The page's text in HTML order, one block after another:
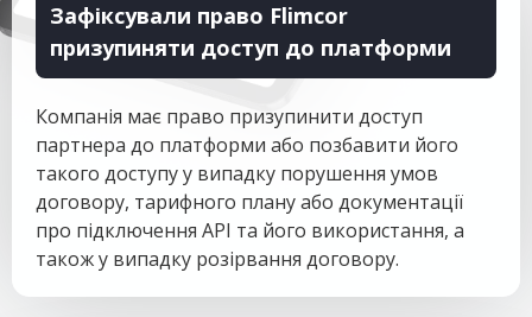
Зафіксували право Flimcor
призупиняти доступ до платформи
Компанія має право призупинити доступ
партнера до платформи або позбавити його
такого доступу у випадку порушення умов
договору, тарифного плану або документації
про підключення API та його використання, а
також у випадку розірвання договору.